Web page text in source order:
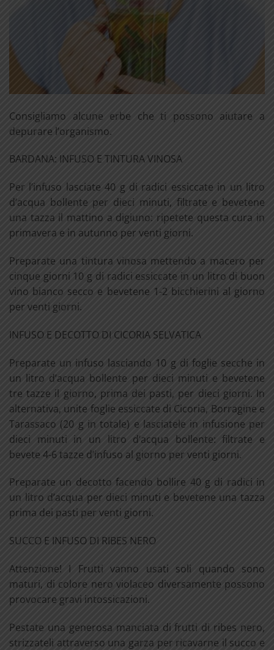
Consigliamo alcune erbe che ti possono aiutare a
depurare l’organismo.
BARDANA: INFUSO E TINTURA VINOSA
Per l’infuso lasciate 40 g di radici essiccate in un litro
d’acqua bollente per dieci minuti, filtrate e bevetene
una tazza il mattino a digiuno: ripetete questa cura in
primavera e in autunno per venti giorni.
Preparate una tintura vinosa mettendo a macero per
cinque giorni 10 g di radici essiccate in un litro di buon
vino bianco secco e bevetene 1-2 bicchierini al giorno
per venti giorni.
INFUSO E DECOTTO DI CICORIA SELVATICA
Preparate un infuso lasciando 10 g di foglie secche in
un litro d’acqua bollente per dieci minuti e bevetene
tre tazze il giorno, prima dei pasti, per dieci giorni. In
alternativa, unite foglie essiccate di Cicoria, Borragine e
Tarassaco (20 g in totale) e lasciatele in infusione per
dieci minuti in un litro d’acqua bollente: filtrate e
bevete 4-6 tazze d’infuso al giorno per venti giorni.
Preparate un decotto facendo bollire 40 g di radici in
un litro d’acqua per dieci minuti e bevetene una tazza
prima dei pasti per venti giorni.
SUCCO E INFUSO DI RIBES NERO
Attenzione! I Frutti vanno usati soli quando sono
maturi, di colore nero violaceo diversamente possono
provocare gravi intossicazioni.
Pestate una generosa manciata di frutti di ribes nero,
strizzateli attraverso una garza per ricavarne il succo e